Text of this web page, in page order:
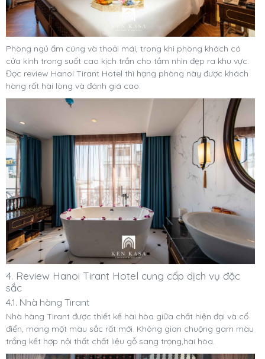
Phòng ngủ ấm cúng và thoải mái, trong khi phòng khách có
cửa kính trong suốt cao kịch trần cho tầm nhìn đẹp ra khu vực.
Đọc review Hanoi Tirant Hotel thì hạng phòng này được khách
hàng rất hài lòng và đánh giá cao.
4. Review Hanoi Tirant Hotel cung cấp dịch vụ đặc
sắc
4.1. Nhà hàng Tirant
Nhà hàng Tirant được thiết kế hài hòa giữa chất hiện đại và cổ
điển, mang một màu sắc rất mới. Không gian chuộng gam màu
trắng kết hợp nội thất chất liệu gỗ sang trọng,hài hòa.